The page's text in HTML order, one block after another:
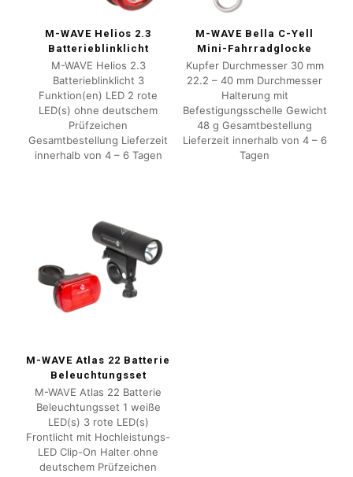
M-WAVE Helios 2.3
Batterieblinklicht
M-WAVE Helios 2.3
Batterieblinklicht 3
Funktion(en) LED 2 rote
LED(s) ohne deutschem
Prüfzeichen
Gesamtbestellung Lieferzeit
innerhalb von 4 – 6 Tagen
M-WAVE Bella C-Yell
Mini-Fahrradglocke
Kupfer Durchmesser 30 mm
22.2 – 40 mm Durchmesser
Halterung mit
Befestigungsschelle Gewicht
48 g Gesamtbestellung
Lieferzeit innerhalb von 4 – 6
Tagen
M-WAVE Atlas 22 Batterie
Beleuchtungsset
M-WAVE Atlas 22 Batterie
Beleuchtungsset 1 weiße
LED(s) 3 rote LED(s)
Frontlicht mit Hochleistungs-
LED Clip-On Halter ohne
deutschem Prüfzeichen